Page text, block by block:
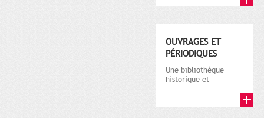
OUVRAGES ET
PÉRIODIQUES
Une bibliothèque
historique et
brochures et de